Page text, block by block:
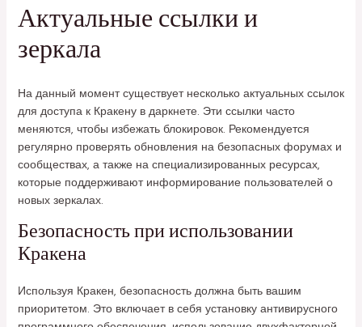
Актуальные ссылки и
зеркала
На данный момент существует несколько актуальных ссылок
для доступа к Кракену в даркнете. Эти ссылки часто
меняются, чтобы избежать блокировок. Рекомендуется
регулярно проверять обновления на безопасных форумах и
сообществах, а также на специализированных ресурсах,
которые поддерживают информирование пользователей о
новых зеркалах.
Безопасность при использовании
Кракена
Используя Кракен, безопасность должна быть вашим
приоритетом. Это включает в себя установку антивирусного